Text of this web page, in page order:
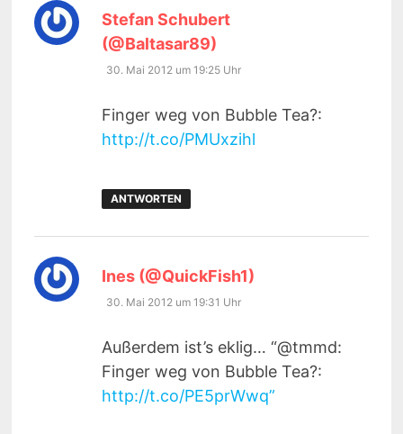
Stefan Schubert
(@Baltasar89)
30. Mai 2012 um 19:25 Uhr
Finger weg von Bubble Tea?:
http://t.co/PMUxzihl
ANTWORTEN
Ines (@QuickFish1)
30. Mai 2012 um 19:31 Uhr
Außerdem ist’s eklig… “@tmmd:
Finger weg von Bubble Tea?:
http://t.co/PE5prWwq”